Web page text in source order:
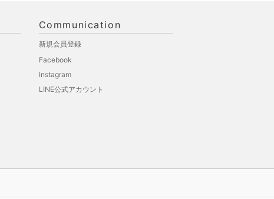
Communication
新規会員登録
Facebook
Instagram
LINE公式アカウント